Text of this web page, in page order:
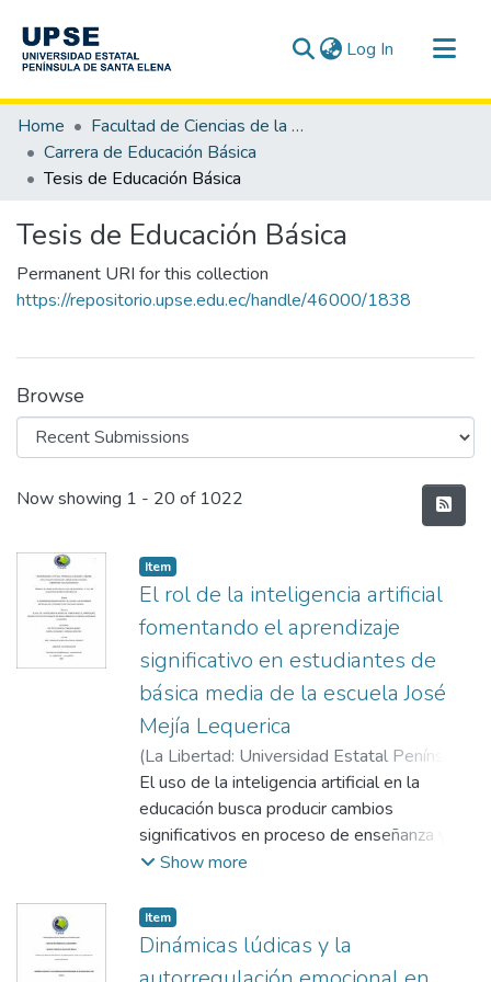
Log In (current)
Communities & Collections
All of DSpace
Statistics
Home
Facultad de Ciencias de la Educación e Idiomas
Carrera de Educación Básica
Tesis de Educación Básica
Tesis de Educación Básica
Permanent URI for this collection
https://repositorio.upse.edu.ec/handle/46000/1838
Browse
Recent Submissions
Now showing 1 - 20 of 1022
Item
El rol de la inteligencia artificial
fomentando el aprendizaje
significativo en estudiantes de
básica media de la escuela José
Mejía Lequerica
(La Libertad: Universidad Estatal Península
de Santa Elena, 2026,2026-01-23)
Pezo Rodríguez, Milena Mabel;Suárez
Gonzabay, Jeanella Maritza; Ávila Vinueza,
Oswaldo Sebastián
El uso de la inteligencia artificial en la
educación busca producir cambios
significativos en proceso de enseñanza y
aprendizaje mediante el uso de
innovadores dentro del aula de clases. El
objetivo de esta investigación es analizar
cómo la incorporación de la inteligencia
Show more
Item
Dinámicas lúdicas y la